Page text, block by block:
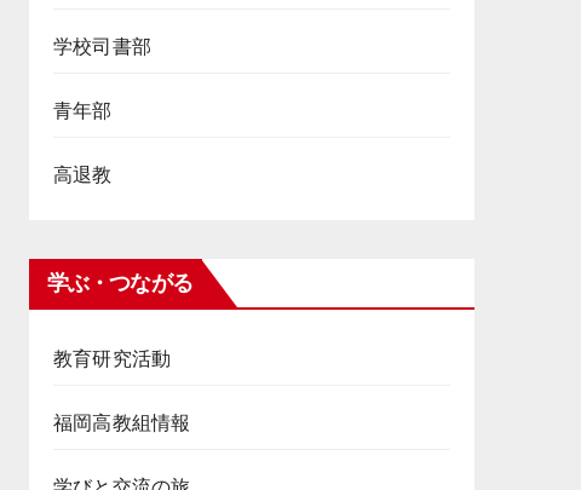
学校司書部
青年部
高退教
学ぶ・つながる
教育研究活動
福岡高教組情報